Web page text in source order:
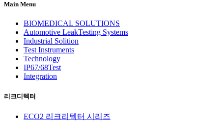
Main Menu
BIOMEDICAL SOLUTIONS
Automotive LeakTesting Systems
Industrial Solition
Test Instruments
Technology
IP67/68Test
Integration
리크디텍터
ECO2 리크리텍터 시리즈